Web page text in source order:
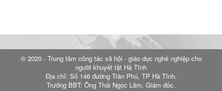
© 2020 - Trung tâm công tác xã hội - giáo dục nghề nghiệp cho
người khuyết tật Hà Tĩnh
Địa chỉ: Số 146 đường Trần Phú, TP Hà Tĩnh.
Trưởng BBT: Ông Thái Ngọc Lâm, Giám đốc.